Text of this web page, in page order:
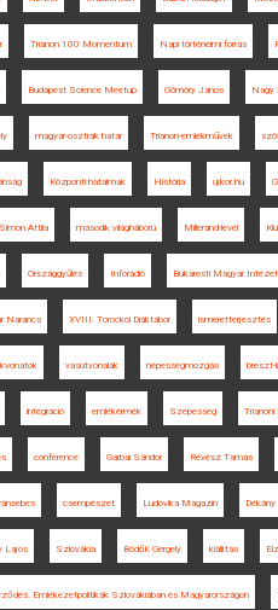
Trianon 100 Momentum Napi történelmi forrás
Budapest Science Meetup Gömöry János Nagy
magyar-osztrák határ Trianon-emlékművek
Központi hatalmak História ujkor.hu
Simon Attila második világháború Millerand-levél
Országgyűlés Inforádió Bukaresti Magyar Intézet
Narancs XVIII. Torockói Diáktábor ismeretterjesztés
vasútvonalak népességmozgás breszt-
integráció emlékérmék Szepesség
conference Garbai Sándor Révész Tamás
csempészet Ludovika Magazin
Lajos Szlovákia Bödők Gergely kiállítás
Emlékezetpolitikák Szlovákiában és Magyarországon